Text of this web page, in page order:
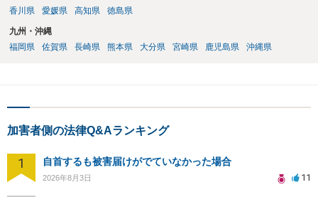
香川県
愛媛県 高知県 徳島県
九州・沖縄
福岡県
佐賀県 長崎県 熊本県 大分県 宮崎県 鹿児島県 沖縄県
加害者側の法律Q&Aランキング
1 自首するも被害届けがでていなかった場合
2026年8月3日 11